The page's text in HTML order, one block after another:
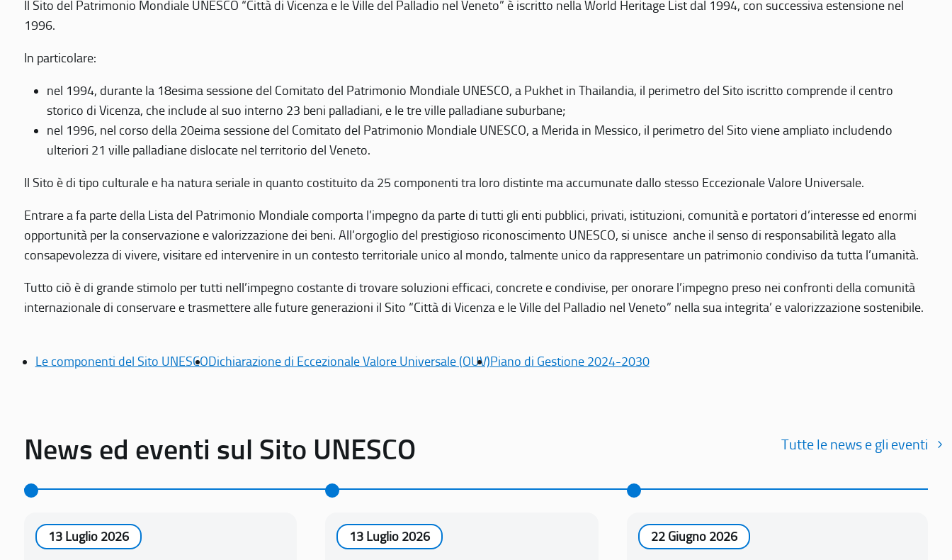
Il Sito del Patrimonio Mondiale UNESCO “Città di Vicenza e le Ville del Palladio nel Veneto” è iscritto nella World Heritage List dal 1994, con successiva estensione nel
1996.
In particolare:
nel 1994, durante la 18esima sessione del Comitato del Patrimonio Mondiale UNESCO, a Pukhet in Thailandia, il perimetro del Sito iscritto comprende il centro
storico di Vicenza, che include al suo interno 23 beni palladiani, e le tre ville palladiane suburbane;
nel 1996, nel corso della 20eima sessione del Comitato del Patrimonio Mondiale UNESCO, a Merida in Messico, il perimetro del Sito viene ampliato includendo
ulteriori 21 ville palladiane dislocate nel territorio del Veneto.
Il Sito è di tipo culturale e ha natura seriale in quanto costituito da 25 componenti tra loro distinte ma accumunate dallo stesso Eccezionale Valore Universale.
Entrare a fa parte della Lista del Patrimonio Mondiale comporta l’impegno da parte di tutti gli enti pubblici, privati, istituzioni, comunità e portatori d’interesse ed enormi
opportunità per la conservazione e valorizzazione dei beni. All’orgoglio del prestigioso riconoscimento UNESCO, si unisce anche il senso di responsabilità legato alla
consapevolezza di vivere, visitare ed intervenire in un contesto territoriale unico al mondo, talmente unico da rappresentare un patrimonio condiviso da tutta l’umanità.
Tutto ciò è di grande stimolo per tutti nell’impegno costante di trovare soluzioni efficaci, concrete e condivise, per onorare l’impegno preso nei confronti della comunità
internazionale di conservare e trasmettere alle future generazioni il Sito “Città di Vicenza e le Ville del Palladio nel Veneto” nella sua integrita’ e valorizzazione sostenibile.
Le componenti del Sito UNESCODichiarazione di Eccezionale Valore Universale (OUV)Piano di Gestione 2024-2030
News ed eventi sul Sito UNESCO Tutte le news e gli eventi
13 Luglio 2026 13 Luglio 2026 22 Giugno 2026